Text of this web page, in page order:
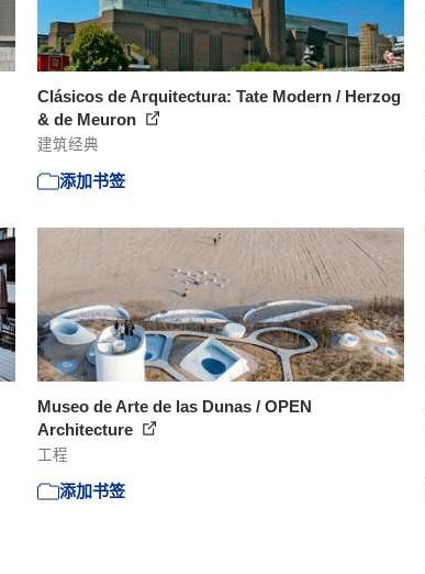
Clásicos de Arquitectura: Tate Modern / Herzog
& de Meuron
建筑经典
添加书签
Museo de Arte de las Dunas / OPEN
Architecture
工程
添加书签